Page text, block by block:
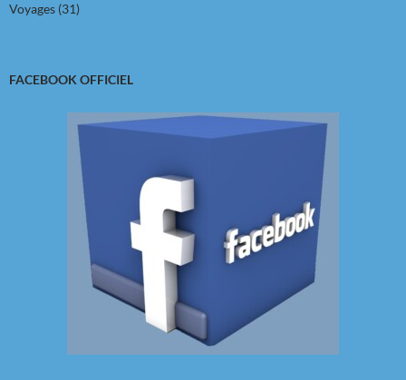
Voyages (31)
FACEBOOK OFFICIEL